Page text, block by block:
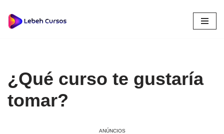
Saltar
¿Qué curso te gustaría
tomar?
ANÚNCIOS